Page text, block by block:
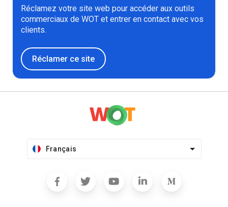
Réclamez votre site web pour accéder aux outils
commerciaux de WOT et entrer en contact avec vos
clients.
Réclamer ce site
Français